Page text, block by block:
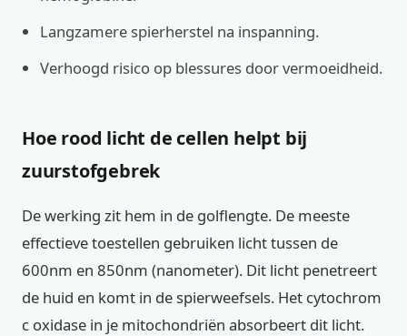
Langzamere spierherstel na inspanning.
Verhoogd risico op blessures door vermoeidheid.
Hoe rood licht de cellen helpt bij
zuurstofgebrek
De werking zit hem in de golflengte. De meeste
effectieve toestellen gebruiken licht tussen de
600nm en 850nm (nanometer). Dit licht penetreert
de huid en komt in de spierweefsels. Het cytochrom
c oxidase in je mitochondriën absorbeert dit licht.